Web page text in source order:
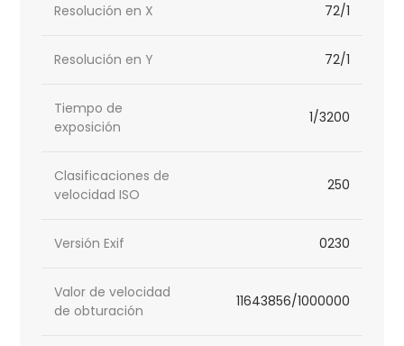
Resolución en X 72/1
Resolución en Y 72/1
Tiempo de
exposición
1/3200
Clasificaciones de
velocidad ISO
250
Versión Exif 0230
Valor de velocidad
de obturación
11643856/1000000